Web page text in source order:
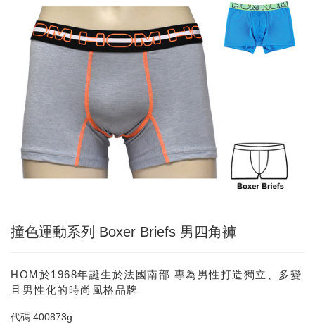
撞色運動系列 Boxer Briefs 男四角褲
HOM於1968年誕生於法國南部 專為男性打造獨立、多變
且男性化的時尚風格品牌
代碼 400873g